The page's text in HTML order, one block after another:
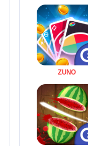
ZUNO